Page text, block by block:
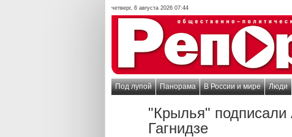
четверг, 6 августа 2026 07:44
Под лупой Панорама В России и мире Люди
"Крылья" подписали
Гагнидзе